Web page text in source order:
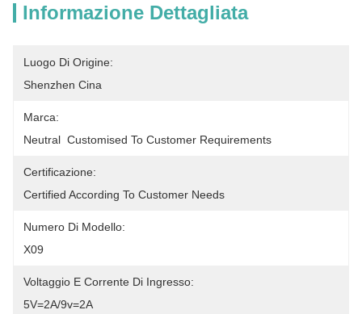
Informazione Dettagliata
Luogo Di Origine:
Shenzhen Cina
Marca:
Neutral  Customised To Customer Requirements
Certificazione:
Certified According To Customer Needs
Numero Di Modello:
X09
Voltaggio E Corrente Di Ingresso:
5V=2A/9v=2A